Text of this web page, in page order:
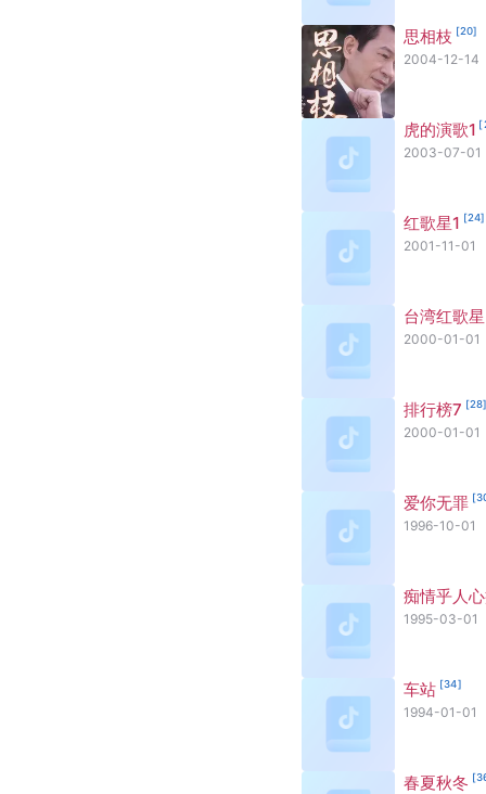
思相枝 [20]
2004-12-14
虎的演歌1 [
2003-07-01
红歌星1 [24]
2001-11-01
台湾红歌星
2000-01-01
排行榜7 [28
2000-01-01
爱你无罪 [
1996-10-01
痴情乎人
1995-03-01
车站 [34]
1994-01-01
春夏秋冬 [